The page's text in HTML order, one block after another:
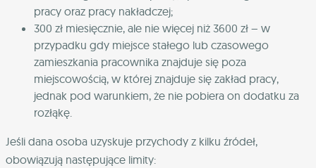
pracy oraz pracy nakładczej;
300 zł miesięcznie, ale nie więcej niż 3600 zł – w
przypadku gdy miejsce stałego lub czasowego
zamieszkania pracownika znajduje się poza
miejscowością, w której znajduje się zakład pracy,
jednak pod warunkiem, że nie pobiera on dodatku za
rozłąkę.
Jeśli dana osoba uzyskuje przychody z kilku źródeł,
obowiązują następujące limity: